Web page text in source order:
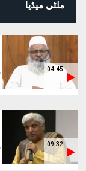
ملٹی میڈیا
04:45
09:32